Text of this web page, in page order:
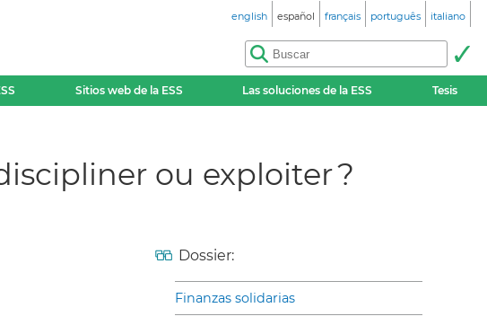
english español français português italiano
Sitios web de la ESS Las soluciones de la ESS Tesis
ou exploiter ?
Dossier:
Finanzas solidarias